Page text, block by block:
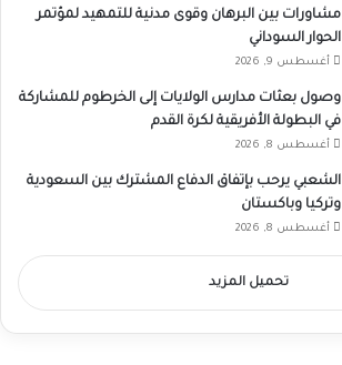
مشاورات بين البرهان وقوى مدنية للتمهيد لمؤتمر
الحوار السوداني
أغسطس 9, 2026
وصول بعثات مدارس الولايات إلى الخرطوم للمشاركة
في البطولة الأفريقية لكرة القدم
أغسطس 8, 2026
الشعبي يرحب بإتفاق الدفاع المشترك بين السعودية
وتركيا وباكستان
أغسطس 8, 2026
تحميل المزيد